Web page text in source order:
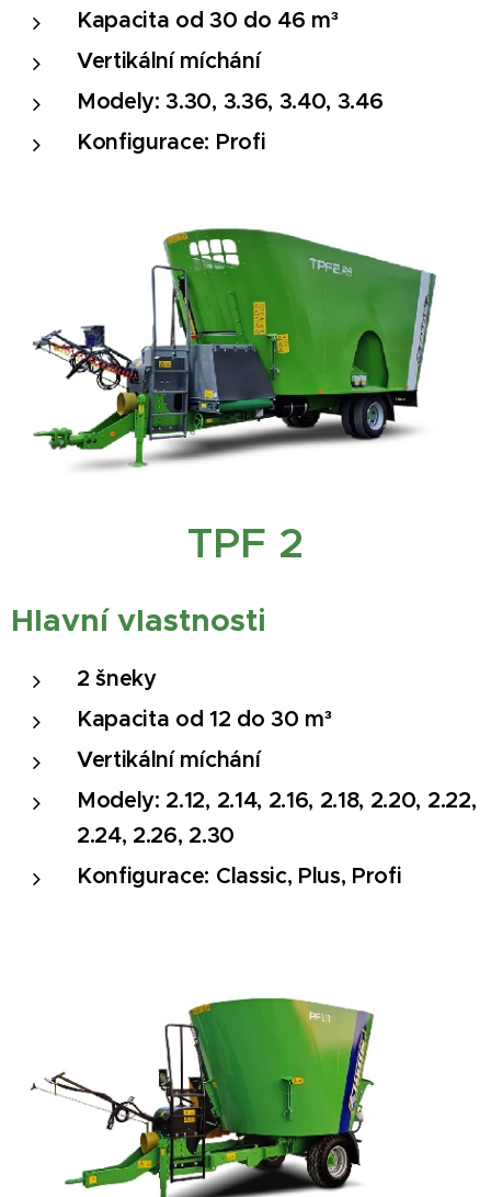
Kapacita od 30 do 46 m³
Vertikální míchání
Modely: 3.30, 3.36, 3.40, 3.46
Konfigurace: Profi
TPF 2
Hlavní vlastnosti
2 šneky
Kapacita od 12 do 30 m³
Vertikální míchání
Modely: 2.12, 2.14, 2.16, 2.18, 2.20, 2.22,
2.24, 2.26, 2.30
Konfigurace: Classic, Plus, Profi